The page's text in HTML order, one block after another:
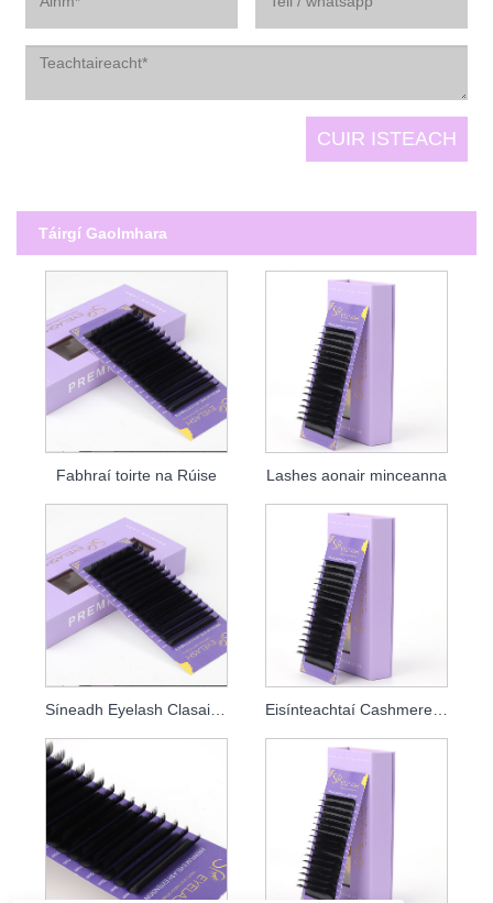
Táirgí Gaolmhara
Fabhraí toirte na Rúise Lashes aonair minceanna
Síneadh Eyelash Clasaiceach